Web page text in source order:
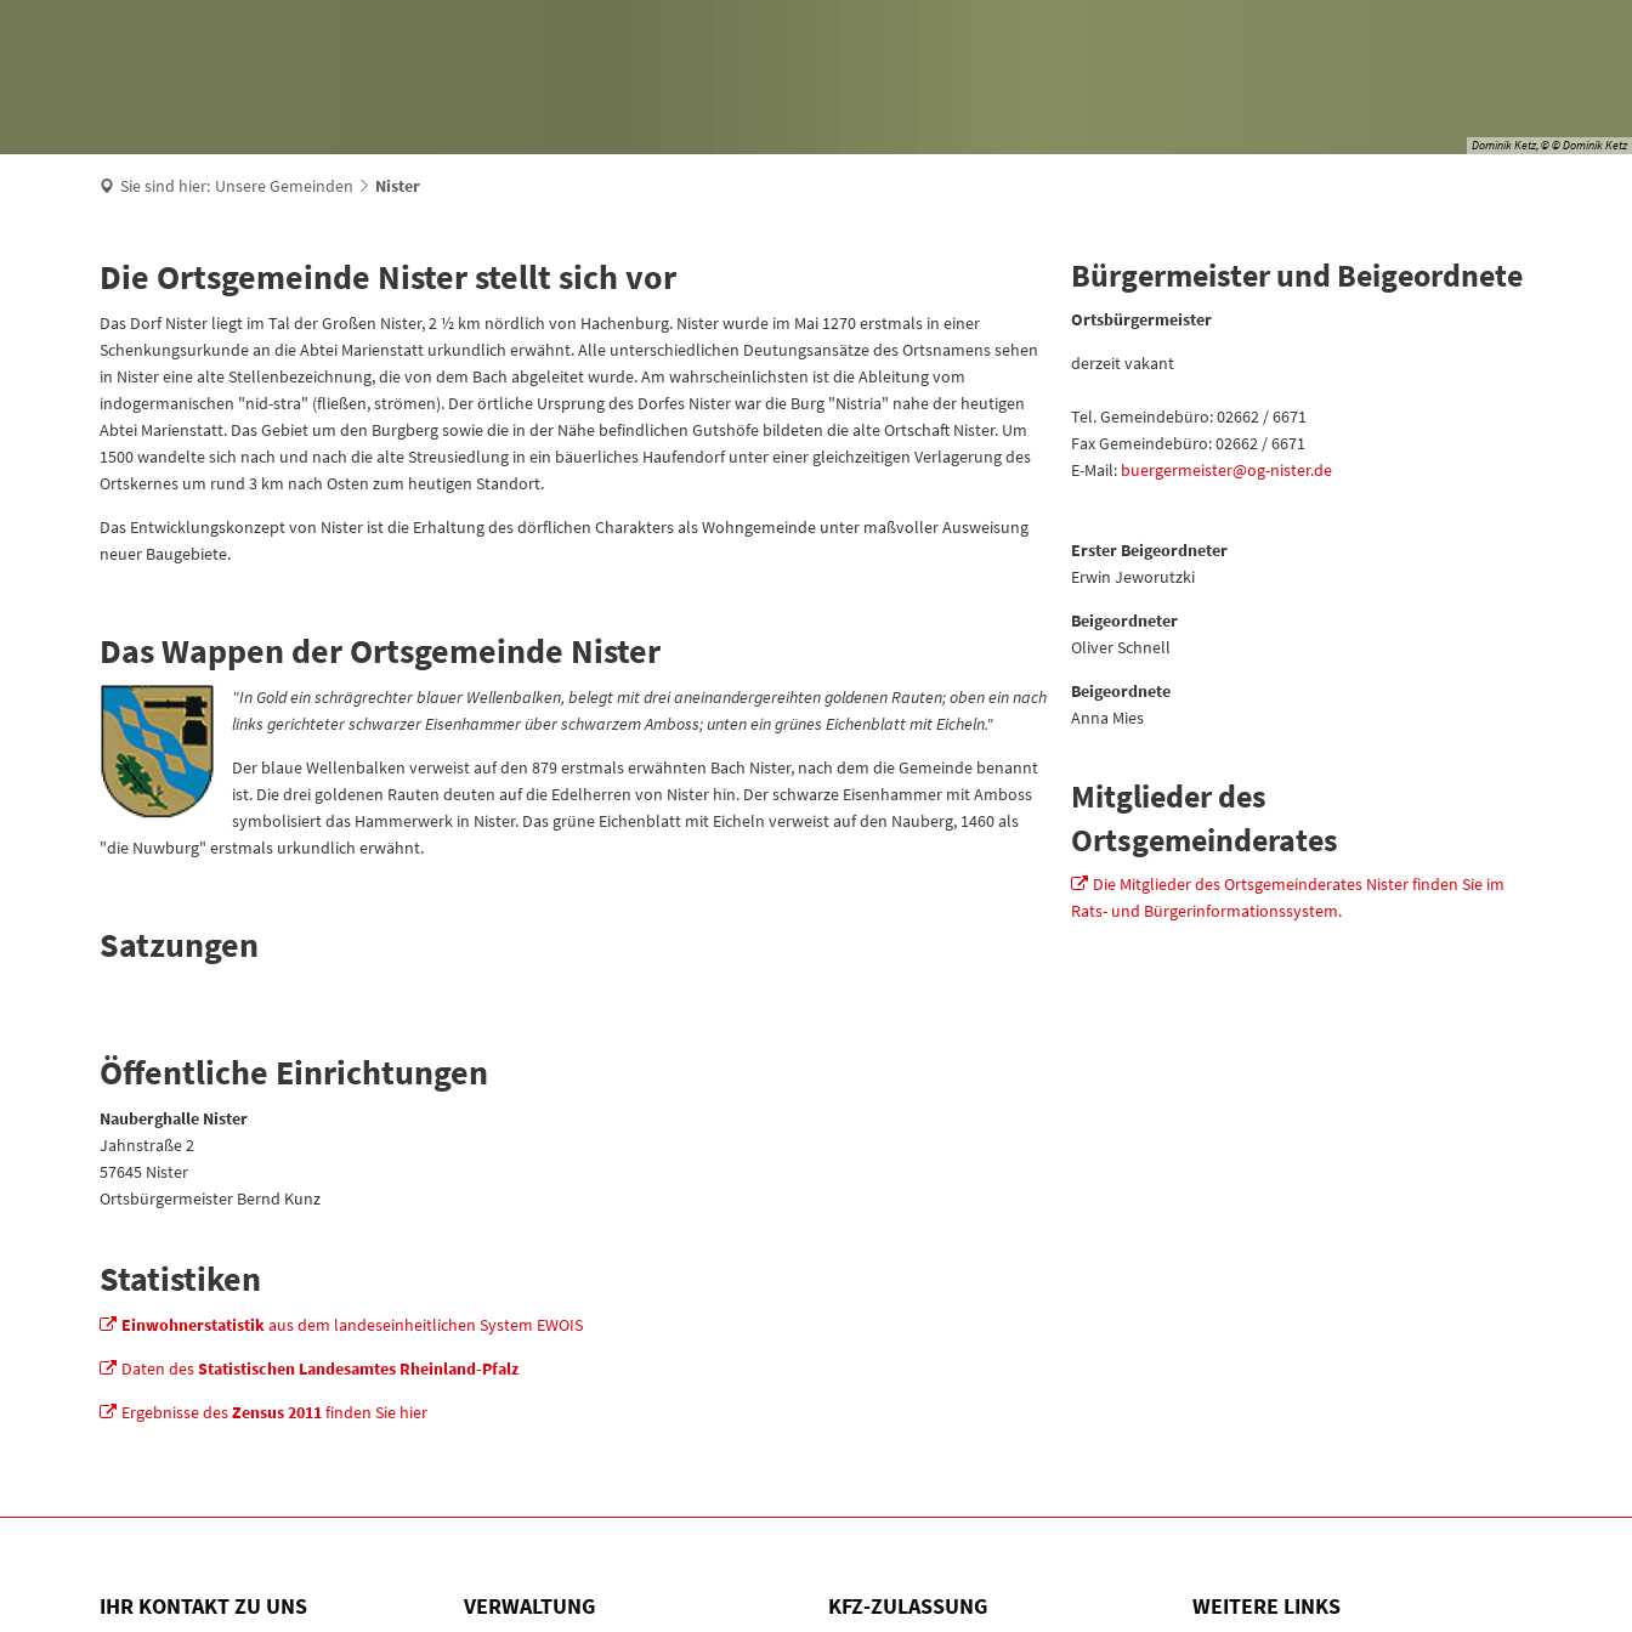
Dominik Ketz, © © Dominik Ketz
Sie sind hier: Unsere Gemeinden Nister
Die Ortsgemeinde Nister stellt sich vor
Das Dorf Nister liegt im Tal der Großen Nister, 2 ½ km nördlich von Hachenburg. Nister wurde im Mai 1270 erstmals in einer
Schenkungsurkunde an die Abtei Marienstatt urkundlich erwähnt. Alle unterschiedlichen Deutungsansätze des Ortsnamens sehen
in Nister eine alte Stellenbezeichnung, die von dem Bach abgeleitet wurde. Am wahrscheinlichsten ist die Ableitung vom
indogermanischen "nid-stra" (fließen, strömen). Der örtliche Ursprung des Dorfes Nister war die Burg "Nistria" nahe der heutigen
Abtei Marienstatt. Das Gebiet um den Burgberg sowie die in der Nähe befindlichen Gutshöfe bildeten die alte Ortschaft Nister. Um
1500 wandelte sich nach und nach die alte Streusiedlung in ein bäuerliches Haufendorf unter einer gleichzeitigen Verlagerung des
Ortskernes um rund 3 km nach Osten zum heutigen Standort.
Das Entwicklungskonzept von Nister ist die Erhaltung des dörflichen Charakters als Wohngemeinde unter maßvoller Ausweisung
neuer Baugebiete.
Das Wappen der Ortsgemeinde Nister
"In Gold ein schrägrechter blauer Wellenbalken, belegt mit drei aneinandergereihten goldenen Rauten; oben ein nach
links gerichteter schwarzer Eisenhammer über schwarzem Amboss; unten ein grünes Eichenblatt mit Eicheln."
Der blaue Wellenbalken verweist auf den 879 erstmals erwähnten Bach Nister, nach dem die Gemeinde benannt
ist. Die drei goldenen Rauten deuten auf die Edelherren von Nister hin. Der schwarze Eisenhammer mit Amboss
symbolisiert das Hammerwerk in Nister. Das grüne Eichenblatt mit Eicheln verweist auf den Nauberg, 1460 als
"die Nuwburg" erstmals urkundlich erwähnt.
Satzungen
Öffentliche Einrichtungen
Nauberghalle Nister
Jahnstraße 2
57645 Nister
Ortsbürgermeister Bernd Kunz
Statistiken
Einwohnerstatistikaus dem landeseinheitlichen System EWOIS
Daten desStatistischen Landesamtes Rheinland-Pfalz
Ergebnisse desZensus 2011finden Sie hier
Bürgermeister und Beigeordnete
Ortsbürgermeister
derzeit vakant
Tel. Gemeindebüro: 02662 / 6671
Fax Gemeindebüro: 02662 / 6671
E-Mail: buergermeister@og-nister.de
Erster Beigeordneter
Erwin Jeworutzki
Beigeordneter
Oliver Schnell
Beigeordnete
Anna Mies
Mitglieder des
Ortsgemeinderates
Die Mitglieder des Ortsgemeinderates Nister finden Sie im
Rats- und Bürgerinformationssystem.
IHR KONTAKT ZU UNS VERWALTUNG KFZ-ZULASSUNG WEITERE LINKS